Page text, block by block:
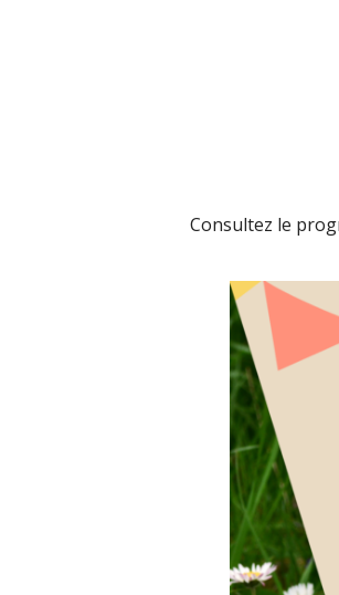
Consultez le